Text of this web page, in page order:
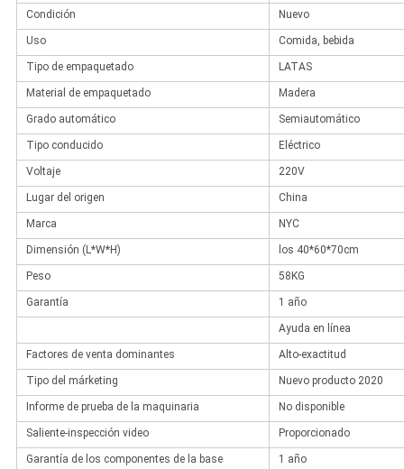
Condición Nuevo
Uso Comida, bebida
Tipo de empaquetado LATAS
Material de empaquetado Madera
Grado automático Semiautomático
Tipo conducido Eléctrico
Voltaje 220V
Lugar del origen China
Marca NYC
Dimensión (L*W*H) los 40*60*70cm
Peso 58KG
Garantía 1 año
Ayuda en línea
Factores de venta dominantes Alto-exactitud
Tipo del márketing Nuevo producto 2020
Informe de prueba de la maquinaria No disponible
Saliente-inspección video Proporcionado
Garantía de los componentes de la base 1 año